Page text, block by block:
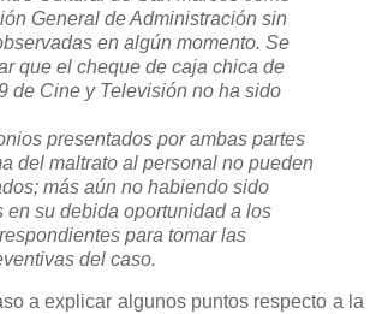
General de Administración sin
en algún momento. Se
que el cheque de caja chica de
de Cine y Televisión no ha sido
presentados por ambas partes
del maltrato al personal no pueden
más aún no habiendo sido
en su debida oportunidad a los
para tomar las
del caso.
a explicar algunos puntos respecto a la